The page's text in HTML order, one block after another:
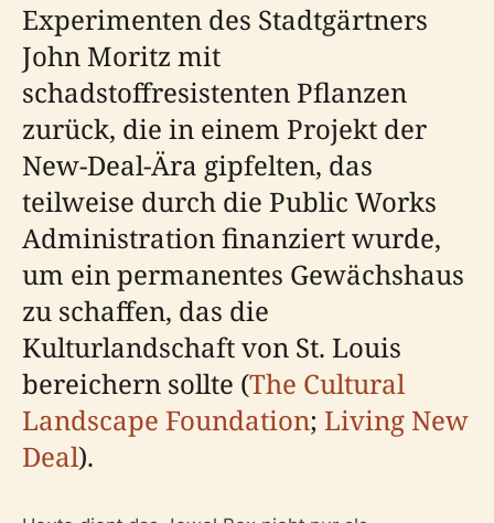
Experimenten des Stadtgärtners
John Moritz mit
schadstoffresistenten Pflanzen
zurück, die in einem Projekt der
New-Deal-Ära gipfelten, das
teilweise durch die Public Works
Administration finanziert wurde,
um ein permanentes Gewächshaus
zu schaffen, das die
Kulturlandschaft von St. Louis
bereichern sollte (The Cultural
Landscape Foundation; Living New
Deal).